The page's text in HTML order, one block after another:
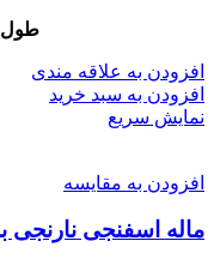
طول
افزودن به علاقه مندی
افزودن به سبد خرید
نمایش سریع
افزودن به مقایسه
ماله اسفنجی نارنجی